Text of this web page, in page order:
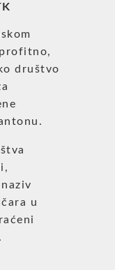
društvo
u